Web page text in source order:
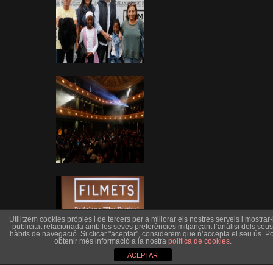
Utilitzem cookies pròpies i de tercers per a millorar els nostres serveis i
publicitat relacionada amb les seves preferències mitjançant l’anàlisi dels seus
hàbits de navegació. Si clicar "aceptar", considerem que n’accepta el seu ús.
obtenir més informació a la nostra política de cookies.
ACEPTAR